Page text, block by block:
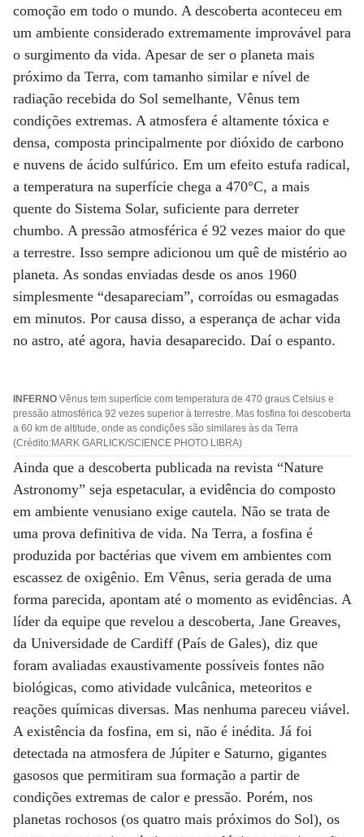
comoção em todo o mundo. A descoberta aconteceu em
um ambiente considerado extremamente improvável para
o surgimento da vida. Apesar de ser o planeta mais
próximo da Terra, com tamanho similar e nível de
radiação recebida do Sol semelhante, Vênus tem
condições extremas. A atmosfera é altamente tóxica e
densa, composta principalmente por dióxido de carbono
e nuvens de ácido sulfúrico. Em um efeito estufa radical,
a temperatura na superfície chega a 470°C, a mais
quente do Sistema Solar, suficiente para derreter
chumbo. A pressão atmosférica é 92 vezes maior do que
a terrestre. Isso sempre adicionou um quê de mistério ao
planeta. As sondas enviadas desde os anos 1960
simplesmente “desapareciam”, corroídas ou esmagadas
em minutos. Por causa disso, a esperança de achar vida
no astro, até agora, havia desaparecido. Daí o espanto.
INFERNO Vênus tem superfície com temperatura de 470 graus Celsius e
pressão atmosférica 92 vezes superior à terrestre. Mas fosfina foi descoberta
a 60 km de altitude, onde as condições são similares às da Terra
(Crédito:MARK GARLICK/SCIENCE PHOTO LIBRA)
Ainda que a descoberta publicada na revista “Nature
Astronomy” seja espetacular, a evidência do composto
em ambiente venusiano exige cautela. Não se trata de
uma prova definitiva de vida. Na Terra, a fosfina é
produzida por bactérias que vivem em ambientes com
escassez de oxigênio. Em Vênus, seria gerada de uma
forma parecida, apontam até o momento as evidências. A
líder da equipe que revelou a descoberta, Jane Greaves,
da Universidade de Cardiff (País de Gales), diz que
foram avaliadas exaustivamente possíveis fontes não
biológicas, como atividade vulcânica, meteoritos e
reações químicas diversas. Mas nenhuma pareceu viável.
A existência da fosfina, em si, não é inédita. Já foi
detectada na atmosfera de Júpiter e Saturno, gigantes
gasosos que permitiram sua formação a partir de
condições extremas de calor e pressão. Porém, nos
planetas rochosos (os quatro mais próximos do Sol), os